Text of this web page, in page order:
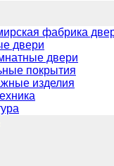
фабрика
двери
двери
покрытия
изделия